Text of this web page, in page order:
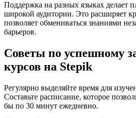
Поддержка на разных языках делает
широкой аудитории. Это расширяет
позволяет обмениваться знаниями
барьеров.
Советы по успешному
курсов на Stepik
Регулярно выделяйте время для
Составьте расписание, которое
бы по 30 минут ежедневно.